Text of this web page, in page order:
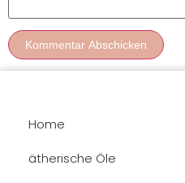
Home
ätherische Öle